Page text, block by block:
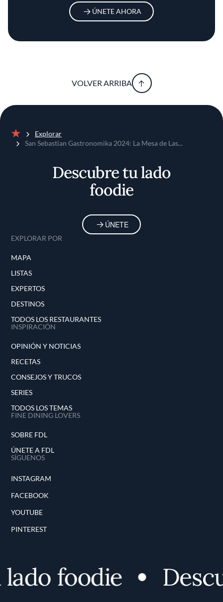
ÚNETE AHORA
VOLVER ARRIBA
Inicio
Explorar
San Sebastian Gastronomika 2024: La Mesa de Las...
Descubre tu lado
foodie
ÚNETE
EXPLORAR POR
MAPA
LISTAS
EXPERTOS
DESTINOS
TODOS LOS RESTAURANTES
INSPIRACIÓN
OPINIÓN Y NOTICIAS
RECETAS
CONSEJOS Y TRUCOS
SERIES
TODOS LOS TEMAS
FINE DINING LOVERS
SOBRE FDL
ÚNETE A FDL
SÍGUENOS
INSTAGRAM
FACEBOOK
YOUTUBE
PINTEREST
foodie